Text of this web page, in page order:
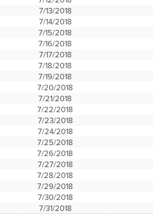
7/13/2018
7/14/2018
7/15/2018
7/16/2018
7/17/2018
7/18/2018
7/19/2018
7/20/2018
7/21/2018
7/22/2018
7/23/2018
7/24/2018
7/25/2018
7/26/2018
7/27/2018
7/28/2018
7/29/2018
7/30/2018
7/31/2018